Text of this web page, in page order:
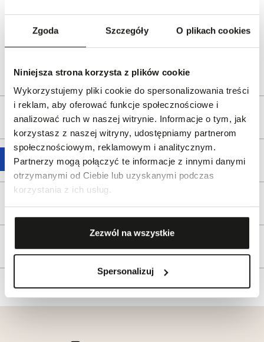
Zgoda Szczegóły O plikach cookies
Niniejsza strona korzysta z plików cookie
Wykorzystujemy pliki cookie do spersonalizowania treści
i reklam, aby oferować funkcje społecznościowe i
analizować ruch w naszej witrynie. Informacje o tym, jak
korzystasz z naszej witryny, udostępniamy partnerom
społecznościowym, reklamowym i analitycznym.
Partnerzy mogą połączyć te informacje z innymi danymi
otrzymanymi od Ciebie lub uzyskanymi podczas
korzystania z ich usług.
Zezwól na wszystkie
Spersonalizuj
Dystrybutor:
W.KRUK S.A
ul. Pilotów 10, 31-462 Kraków
Bezpieczeństwo:
Informacje o bezpieczeństwie
Opis produktu
Wysyłka
Tagi